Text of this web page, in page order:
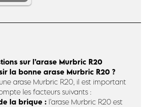
sur l’arase Murbric R20
la bonne arase Murbric R20 ?
arase Murbric R20, il est important
les facteurs suivants :
la brique : l’arase Murbric R20 est